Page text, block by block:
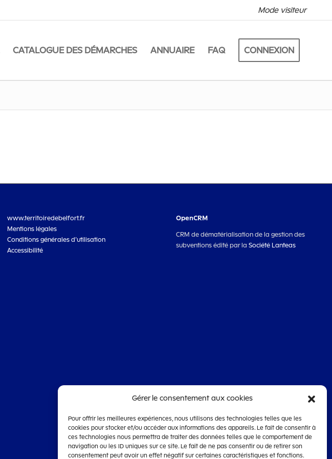
Mode visiteur
CATALOGUE DES DÉMARCHES ANNUAIRE FAQ CONNEXION
www.territoiredebelfort.fr
Mentions légales
Conditions générales d’utilisation
Accessibilité
OpenCRM
CRM de dématérialisation de la gestion des
subventions édité par la Société Lanteas
Gérer le consentement aux cookies
Pour offrir les meilleures expériences, nous utilisons des technologies telles que les
cookies pour stocker et/ou accéder aux informations des appareils. Le fait de consentir à
ces technologies nous permettra de traiter des données telles que le comportement de
navigation ou les ID uniques sur ce site. Le fait de ne pas consentir ou de retirer son
consentement peut avoir un effet négatif sur certaines caractéristiques et fonctions.